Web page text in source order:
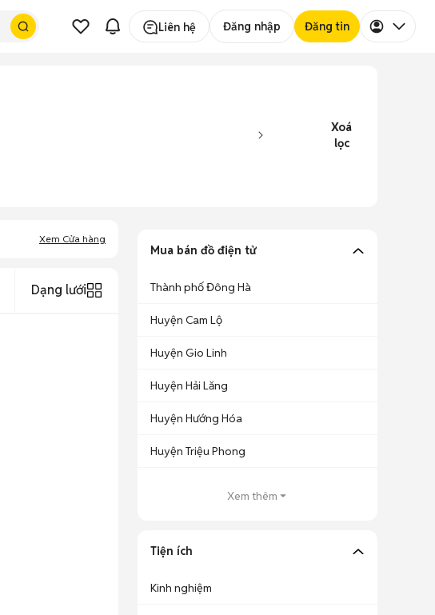
Liên hệ Đăng nhập Đăng tin
Xoá
lọc
Xem Cửa hàng
Dạng lưới
Mua bán đồ điện tử
Thành phố Đông Hà
Huyện Cam Lộ
Huyện Gio Linh
Huyện Hải Lăng
Huyện Hướng Hóa
Huyện Triệu Phong
Xem thêm
Tiện ích
Kinh nghiệm